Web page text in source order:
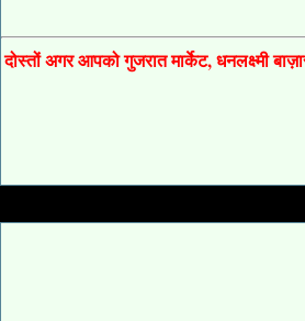
दोस्तों अगर आपको गुजरात मार्केट, धनलक्ष्मी